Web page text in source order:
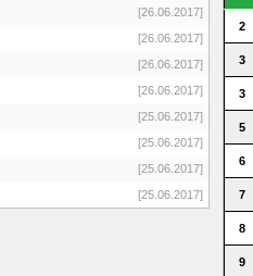
[26.06.2017]
[26.06.2017]
[26.06.2017]
[26.06.2017]
[25.06.2017]
[25.06.2017]
[25.06.2017]
[25.06.2017]
2
3
3
5
6
7
8
9